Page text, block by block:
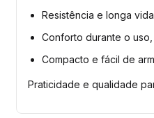
Resistência e longa
Conforto durante o
Compacto e fácil de
Praticidade e qualidade